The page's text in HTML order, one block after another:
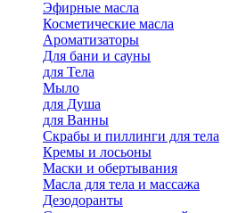
Эфирные масла
Косметические масла
Ароматизаторы
Для бани и сауны
для Тела
Мыло
для Душа
для Ванны
Скрабы и пиллинги для тела
Кремы и лосьоны
Маски и обертывания
Масла для тела и массажа
Дезодоранты